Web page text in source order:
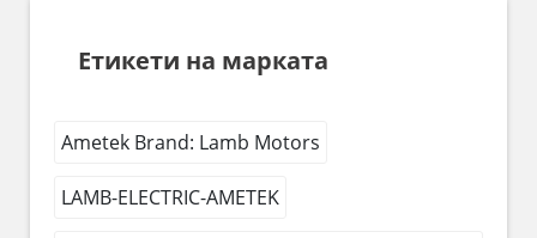
Етикети на марката
Ametek Brand: Lamb Motors
LAMB-ELECTRIC-AMETEK